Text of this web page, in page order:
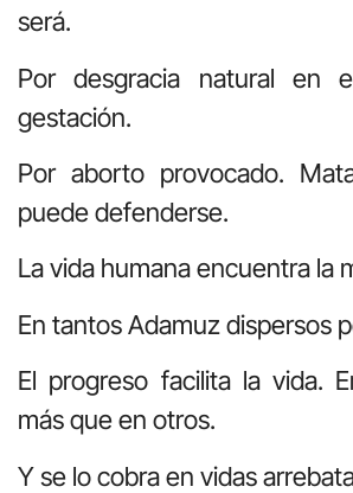
será.
Por desgracia natural en
gestación.
Por aborto provocado.
puede defenderse.
La vida humana encuentra la
En tantos Adamuz dispersos
El progreso facilita la vida.
más que en otros.
Y se lo cobra en vidas